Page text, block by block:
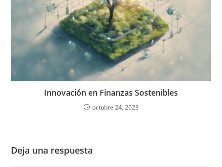
Innovación en Finanzas Sostenibles
octubre 24, 2023
Deja una respuesta